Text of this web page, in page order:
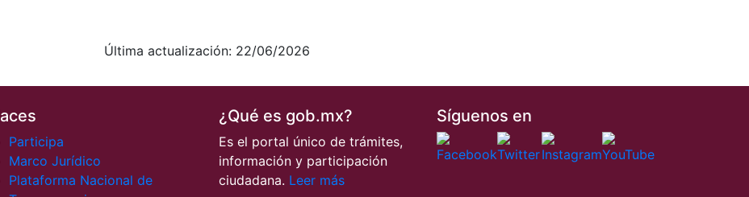
Última actualización: 22/06/2026
Participa
Marco Jurídico
Plataforma Nacional de
¿Qué es gob.mx?
Es el portal único de trámites,
información y participación
ciudadana. Leer más
Síguenos en